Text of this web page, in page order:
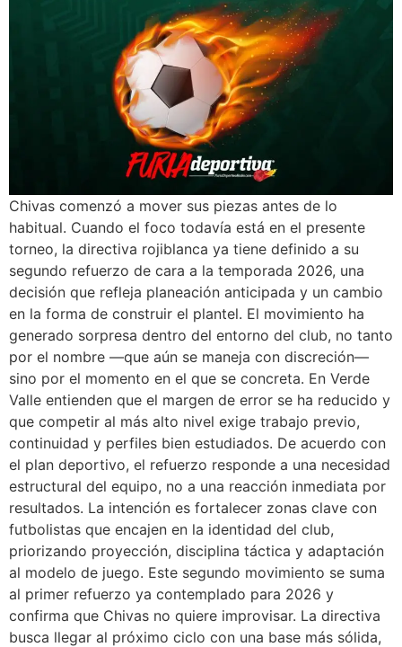
Chivas comenzó a mover sus piezas antes de lo
habitual. Cuando el foco todavía está en el presente
torneo, la directiva rojiblanca ya tiene definido a su
segundo refuerzo de cara a la temporada 2026, una
decisión que refleja planeación anticipada y un cambio
en la forma de construir el plantel. El movimiento ha
generado sorpresa dentro del entorno del club, no tanto
por el nombre —que aún se maneja con discreción—
sino por el momento en el que se concreta. En Verde
Valle entienden que el margen de error se ha reducido y
que competir al más alto nivel exige trabajo previo,
continuidad y perfiles bien estudiados. De acuerdo con
el plan deportivo, el refuerzo responde a una necesidad
estructural del equipo, no a una reacción inmediata por
resultados. La intención es fortalecer zonas clave con
futbolistas que encajen en la identidad del club,
priorizando proyección, disciplina táctica y adaptación
al modelo de juego. Este segundo movimiento se suma
al primer refuerzo ya contemplado para 2026 y
confirma que Chivas no quiere improvisar. La directiva
busca llegar al próximo ciclo con una base más sólida,